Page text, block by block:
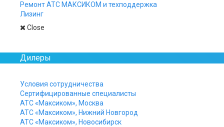
Ремонт АТС МАКСИКОМ и техподдержка
Лизинг
Close
Дилеры
Условия сотрудничества
Сертифицированные специалисты
АТС «Максиком», Москва
АТС «Максиком», Нижний Новгород
АТС «Максиком», Новосибирск